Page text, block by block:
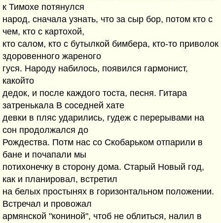
к Тимохе потянулся
народ, сначала узнать, что за сыр бор, потом кто с
чем, кто с картохой,
кто салом, кто с бутылкой бимбера, кто-то приволок
здоровенного жареного
гуся. Народу набилось, появился гармонист,
какойто
дедок, и после каждого тоста, песня. Гитара
затренькала В соседней хате
девки в пляс ударились, гудеж с перерывами на
сон продолжался до
Рождества. Потм нас со Скобарьком отпарили в
бане и почапали мы
потихонечку в сторону дома. Старый Новый год,
как и планировал, встретил
на белых простынях в горизонтальном положении.
Встречал и провожал
армянской "кониной", чтоб не облиться, налил в